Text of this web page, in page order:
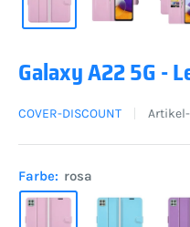
Galaxy A22 5G -
COVER-DISCOUNT
Farbe: rosa